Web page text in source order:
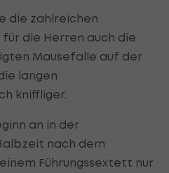
die zahlreichen
die Herren auch die
Mausefalle auf der
langen
kniffliger.
an in der
nach dem
Führungssextett nur